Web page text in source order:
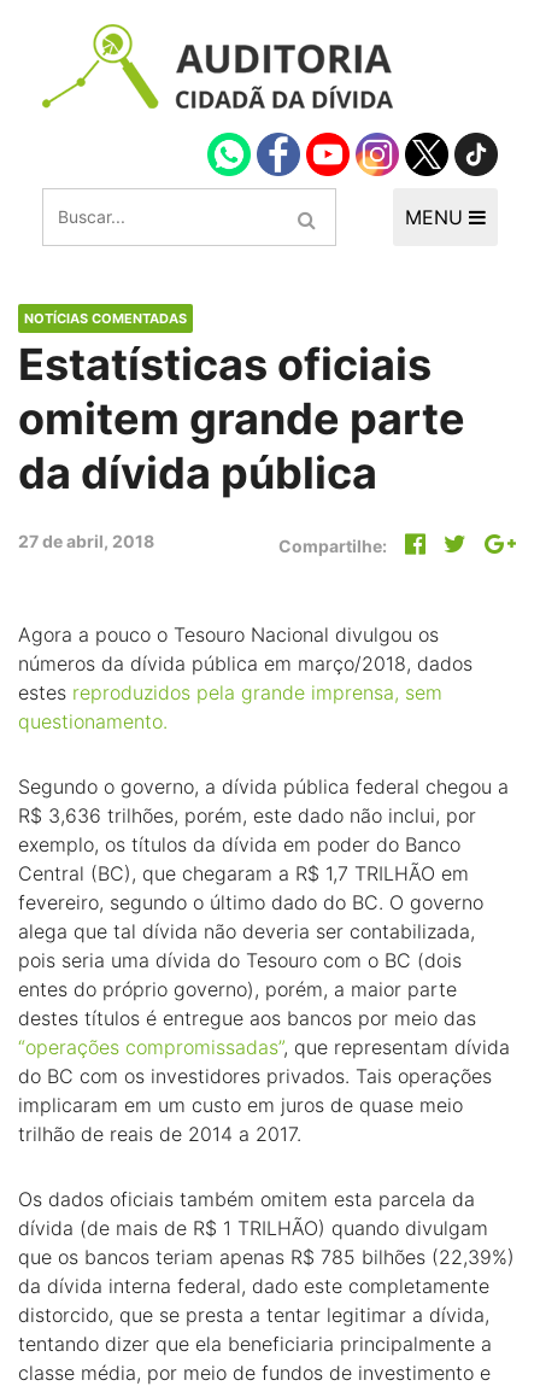
MENU
NOTÍCIAS COMENTADAS
Estatísticas oficiais
omitem grande parte
da dívida pública
27 de abril, 2018 Compartilhe:
Agora a pouco o Tesouro Nacional divulgou os
números da dívida pública em março/2018, dados
estes reproduzidos pela grande imprensa, sem
questionamento.
Segundo o governo, a dívida pública federal chegou a
R$ 3,636 trilhões, porém, este dado não inclui, por
exemplo, os títulos da dívida em poder do Banco
Central (BC), que chegaram a R$ 1,7 TRILHÃO em
fevereiro, segundo o último dado do BC. O governo
alega que tal dívida não deveria ser contabilizada,
pois seria uma dívida do Tesouro com o BC (dois
entes do próprio governo), porém, a maior parte
destes títulos é entregue aos bancos por meio das
“operações compromissadas”, que representam dívida
do BC com os investidores privados. Tais operações
implicaram em um custo em juros de quase meio
trilhão de reais de 2014 a 2017.
Os dados oficiais também omitem esta parcela da
dívida (de mais de R$ 1 TRILHÃO) quando divulgam
que os bancos teriam apenas R$ 785 bilhões (22,39%)
da dívida interna federal, dado este completamente
distorcido, que se presta a tentar legitimar a dívida,
tentando dizer que ela beneficiaria principalmente a
classe média, por meio de fundos de investimento e